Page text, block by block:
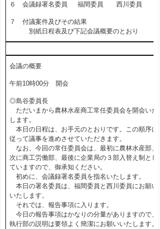
６ 会議録署名委員 福間委員 西川委員
７ 付議案件及びその結果
別紙日程表及び下記会議概要のとおり
会議の概要
午前10時00分 開会
◎島谷委員長
ただいまから農林水産商工常任委員会を開会いた
します。
本日の日程は、お手元のとおりです。この順序に
従って議事を進めさせていただきます。
なお、今回の常任委員会は、最初に農林水産部、
次に商工労働部、最後に企業局の３部入替え制とし
ていますので、御承知ください。
初めに、会議録署名委員を指名いたします。
本日の署名委員は、福間委員と西川委員にお願い
いたします。
それでは、報告事項に入ります。
今日の報告事項はかなりの分量がありますので、
執行部の説明は要領よく簡潔にお願いいたします。